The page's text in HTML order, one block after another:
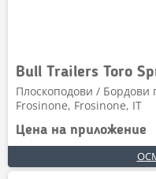
Bull Trailers Toro
Плоскоподови / Бордови
Frosinone, Frosinone, IT
Цена на приложение